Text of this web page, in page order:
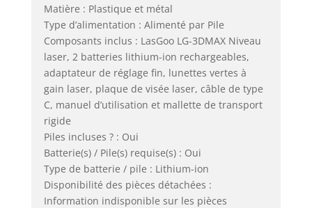
Matière : Plastique et métal
Type d’alimentation : Alimenté par Pile
Composants inclus : LasGoo LG-3DMAX Niveau
laser, 2 batteries lithium-ion rechargeables,
adaptateur de réglage fin, lunettes vertes à
gain laser, plaque de visée laser, câble de type
C, manuel d’utilisation et mallette de transport
rigide
Piles incluses ? : Oui
Batterie(s) / Pile(s) requise(s) : Oui
Type de batterie / pile : Lithium-ion
Disponibilité des pièces détachées :
Information indisponible sur les pièces